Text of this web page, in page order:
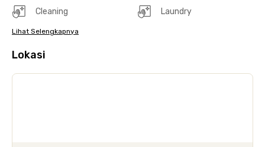
Cleaning Laundry
Lihat Selengkapnya
Lokasi